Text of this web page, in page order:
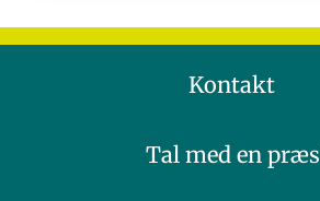
Kontakt
Tal med en